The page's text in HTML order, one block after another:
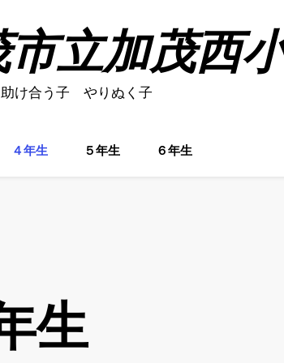
立加茂西
け合う子 やりぬく子
４年生 ５年生 ６年生
生